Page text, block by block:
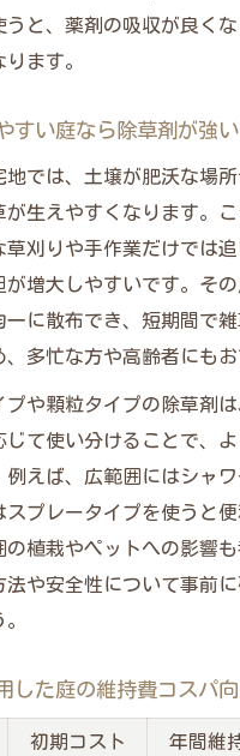
うと、薬剤の吸収が良く
ます。
すい庭なら除草剤が強
地では、土壌が肥沃な場
が生えやすくなります。
草刈りや手作業だけでは
が増大しやすいです。そ
一に散布でき、短期間で
、多忙な方や高齢者にもお
プや顆粒タイプの除草剤
じて使い分けることで、
例えば、広範囲にはシャ
スプレータイプを使うと
の植栽やペットへの影響
法や安全性について事前
した庭の維持費コスパ
初期コスト 年間維